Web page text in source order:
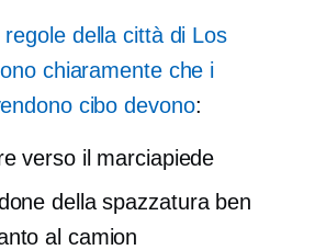
regole della città di Los
chiaramente che i
cibo devono:
verso il marciapiede
della spazzatura ben
al camion